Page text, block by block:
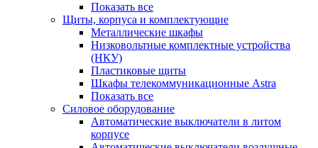
Показать все
Щиты, корпуса и комплектующие
Металлические шкафы
Низковольтные комплектные устройства
(НКУ)
Пластиковые щиты
Шкафы телекоммуникационные Astra
Показать все
Силовое оборудование
Автоматические выключатели в литом
корпусе